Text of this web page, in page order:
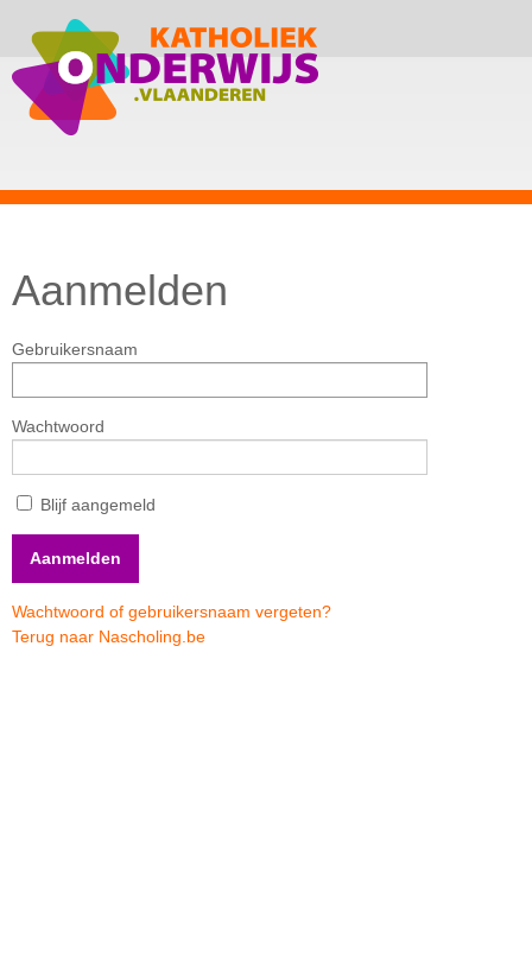
Aanmelden
Gebruikersnaam
Wachtwoord
Blijf aangemeld
Wachtwoord of gebruikersnaam vergeten?
Terug naar Nascholing.be